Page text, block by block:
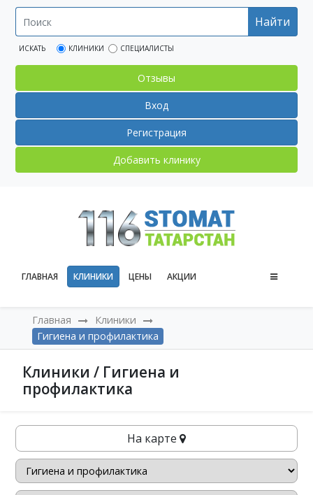
Найти
ИСКАТЬ КЛИНИКИ СПЕЦИАЛИСТЫ
Отзывы
Вход
Регистрация
Добавить клинику
ГЛАВНАЯ КЛИНИКИ ЦЕНЫ АКЦИИ
Главная
Клиники
Гигиена и профилактика
Клиники / Гигиена и
профилактика
На карте